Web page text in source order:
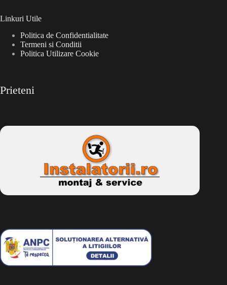
Linkuri Utile
Politica de Confidentialitate
Termeni si Conditii
Politica Utilizare Cookie
Prieteni